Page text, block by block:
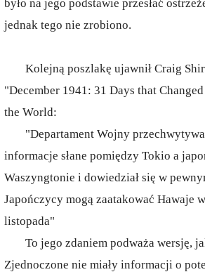
było na jego podstawie przesłać
jednak tego nie zrobiono.
Kolejną poszlakę ujawnił Craig
"December 1941: 31 Days that
the World:
"Departament Wojny
informacje słane pomiędzy Tokio a
Waszyngtonie i dowiedział się w
Japończycy mogą zaatakować Hawaje
listopada"
To jego zdaniem podważa wersję,
Zjednoczone nie miały informacji o